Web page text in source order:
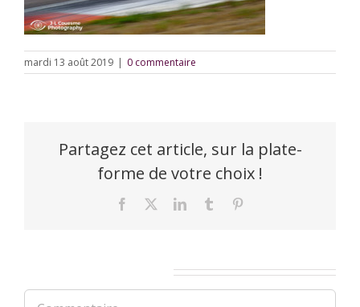
mardi 13 août 2019 | 0 commentaire
Partagez cet article, sur la plate-
forme de votre choix !
Facebook LinkedInTumblr
Commentaire